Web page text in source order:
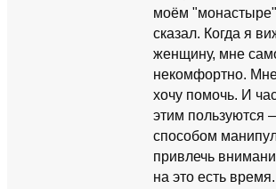
моём
сказал. Когда я
женщину, мне
некомфортно.
хочу помочь. И
этим пользуются
способом
привлечь
на это есть